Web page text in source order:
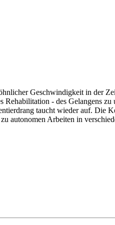
Geschwindigkeit in der
Rehabilitation - des Gelangens
taucht wieder auf. Die
autonomen Arbeiten in